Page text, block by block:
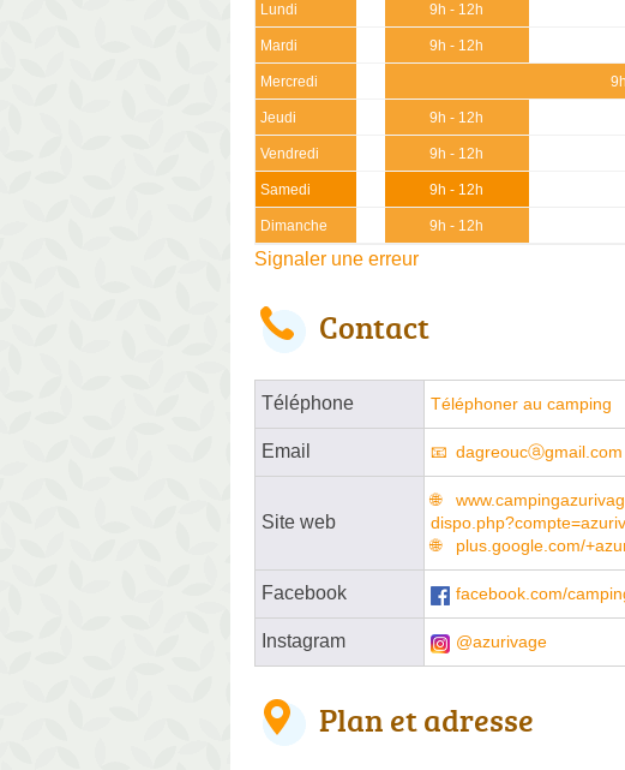
Lundi 9h - 12h
Mardi 9h - 12h
Mercredi
Jeudi 9h - 12h
Vendredi 9h - 12h
Samedi 9h - 12h
Dimanche 9h - 12h
Signaler une erreur
Contact
Téléphone Téléphoner au camping
Email dagreoucⓐgmail.com
Site web
plus.google.com/
Facebook facebook.com/
Instagram @azurivage
Plan et adresse